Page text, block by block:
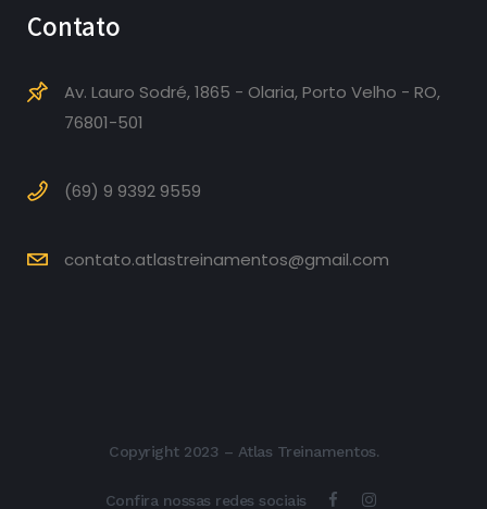
Contato
Av. Lauro Sodré, 1865 - Olaria, Porto Velho - RO,
76801-501
(69) 9 9392 9559
contato.atlastreinamentos@gmail.com
Copyright 2023 – Atlas Treinamentos.
Confira nossas redes sociais